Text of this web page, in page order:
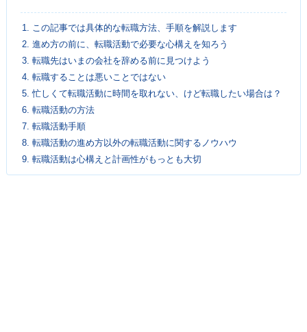
1. この記事では具体的な転職方法、手順を解説します
2. 進め方の前に、転職活動で必要な心構えを知ろう
3. 転職先はいまの会社を辞める前に見つけよう
4. 転職することは悪いことではない
5. 忙しくて転職活動に時間を取れない、けど転職したい場合は？
6. 転職活動の方法
7. 転職活動手順
8. 転職活動の進め方以外の転職活動に関するノウハウ
9. 転職活動は心構えと計画性がもっとも大切